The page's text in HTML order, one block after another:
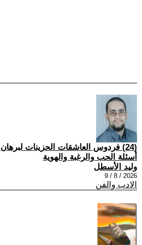
(24) فردوس العاشقات الحزينات
أسئلة الحب والرغبة والهوية
وليد الأسطل
2026 / 8 / 9
الادب والفن